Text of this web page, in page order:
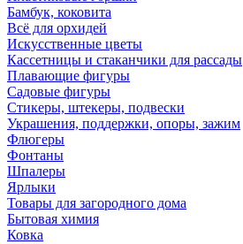
Бамбук, коковита
Всё для орхидей
Искусственные цветы
Кассетницы и стаканчики для рассады
Плавающие фигуры
Садовые фигуры
Стикеры, штекеры, подвески
Украшения, поддержки, опоры, зажим
Флюгеры
Фонтаны
Шпалеры
Ярлыки
Товары для загородного дома
Бытовая химия
Ковка